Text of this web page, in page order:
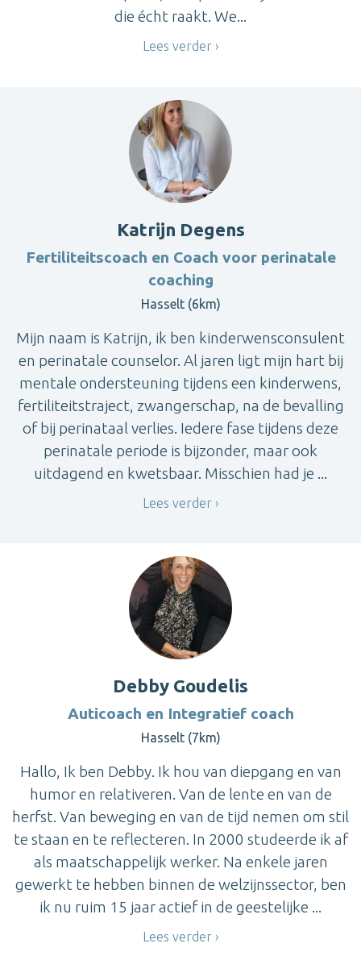
die écht raakt. We...
Lees verder
Katrijn Degens
Fertiliteitscoach en Coach voor perinatale
coaching
Hasselt (6km)
Mijn naam is Katrijn, ik ben kinderwensconsulent
en perinatale counselor. Al jaren ligt mijn hart bij
mentale ondersteuning tijdens een kinderwens,
fertiliteitstraject, zwangerschap, na de bevalling
of bij perinataal verlies. Iedere fase tijdens deze
perinatale periode is bijzonder, maar ook
uitdagend en kwetsbaar. Misschien had je ...
Lees verder
Debby Goudelis
Auticoach en Integratief coach
Hasselt (7km)
Hallo, Ik ben Debby. Ik hou van diepgang en van
humor en relativeren. Van de lente en van de
herfst. Van beweging en van de tijd nemen om stil
te staan en te reflecteren. In 2000 studeerde ik af
als maatschappelijk werker. Na enkele jaren
gewerkt te hebben binnen de welzijnssector, ben
ik nu ruim 15 jaar actief in de geestelijke ...
Lees verder